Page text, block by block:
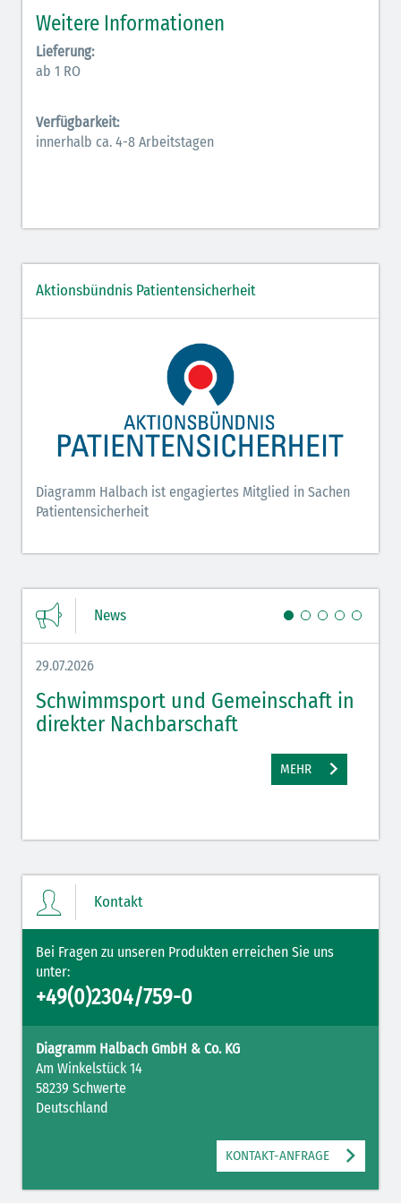
Antiarrhythmika (rot-blau)
Antikonvulsiva (grau-lila)
Hormone (braun-beige)
Weitere Informationen
Lieferung:
ab 1 RO
Verfügbarkeit:
innerhalb ca. 4-8 Arbeitstagen
Aktionsbündnis Patientensicherheit
Diagramm Halbach ist engagiertes Mitglied in Sachen
Patientensicherheit
News
29.07.2026
Schwimmsport und Gemeinschaft in
direkter Nachbarschaft
MEHR
Kontakt
Bei Fragen zu unseren Produkten erreichen Sie uns
unter:
+49(0)2304/759-0
Diagramm Halbach GmbH & Co. KG
Am Winkelstück 14
58239 Schwerte
Deutschland
KONTAKT-ANFRAGE